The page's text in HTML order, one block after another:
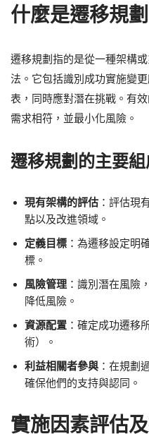
什麼是遷移規劃
遷移規劃指的是從一種架構
法。它包括識別成功實施變
表，同時應對潛在挑戰。有
需求相符，並最小化風險。
遷移規劃的主要組
現有架構的評估 ：評估現
點以及改進領域。
定義目標 ：為遷移設定明
標。
風險管理 ：識別潛在風險
降低風險。
資源配置 ：確定成功遷移
術）。
利益相關者參與 ：在規劃
確保他們的支持與認同。
實施因素評估